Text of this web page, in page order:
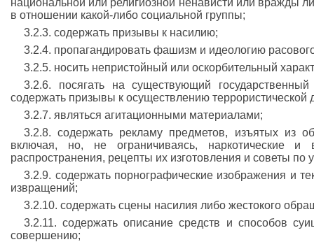
национальной или религиозной ненависти или вражды
в отношении какой-либо социальной группы;
3.2.3. содержать призывы к насилию;
3.2.4. пропагандировать фашизм и идеологию
3.2.5. носить непристойный или оскорбительный
3.2.6. посягать на существующий
содержать призывы к осуществлению террористической
3.2.7. являться агитационными материалами;
3.2.8. содержать рекламу предметов, изъятых из
включая, но, не ограничиваясь, наркотические
распространения, рецепты их изготовления и советы
3.2.9. содержать порнографические изображения и
извращений;
3.2.10. содержать сцены насилия либо жестокого
3.2.11. содержать описание средств и способов
совершению;